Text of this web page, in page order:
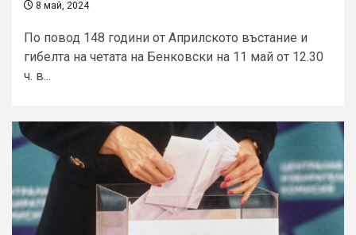
8 май, 2024
По повод 148 години от Априлското въстание и
гибелта на четата на Бенковски на 11 май от 12.30
ч. в...